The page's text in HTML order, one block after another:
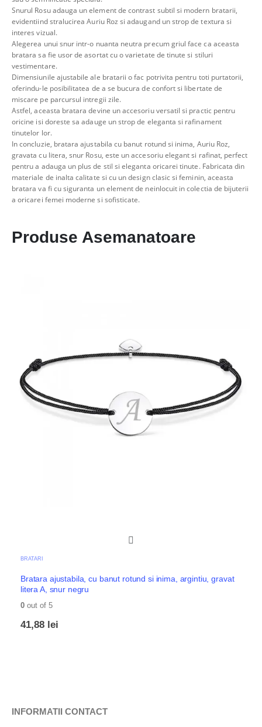
Snurul Rosu adauga un element de contrast subtil si modern bratarii,
evidentiind stralucirea Auriu Roz si adaugand un strop de textura si
interes vizual.
Alegerea unui snur intr-o nuanta neutra precum griul face ca aceasta
bratara sa fie usor de asortat cu o varietate de tinute si stiluri
vestimentare.
Dimensiunile ajustabile ale bratarii o fac potrivita pentru toti purtatorii,
oferindu-le posibilitatea de a se bucura de confort si libertate de
miscare pe parcursul intregii zile.
Astfel, aceasta bratara devine un accesoriu versatil si practic pentru
oricine isi doreste sa adauge un strop de eleganta si rafinament
tinutelor lor.
In concluzie, bratara ajustabila cu banut rotund si inima, Auriu Roz,
gravata cu litera, snur Rosu, este un accesoriu elegant si rafinat, perfect
pentru a adauga un plus de stil si eleganta oricarei tinute. Fabricata din
materiale de inalta calitate si cu un design clasic si feminin, aceasta
bratara va fi cu siguranta un element de neinlocuit in colectia de bijuterii
a oricarei femei moderne si sofisticate.
Produse Asemanatoare
BRATARI
Bratara ajustabila, cu banut rotund si inima, argintiu, gravat
litera A, snur negru
0 out of 5
41,88 lei
INFORMATII CONTACT